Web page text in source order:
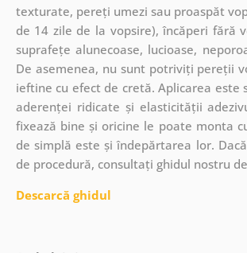
texturate, pereți umezi sau proaspăt
de 14 zile de la vopsire), încăperi fără
suprafețe alunecoase, lucioase,
De asemenea, nu sunt potriviți pereții
ieftine cu efect de cretă. Aplicarea este
aderenței ridicate și elasticității
fixează bine și oricine le poate monta
de simplă este și îndepărtarea lor.
de procedură, consultați ghidul nostru
Descarcă ghidul